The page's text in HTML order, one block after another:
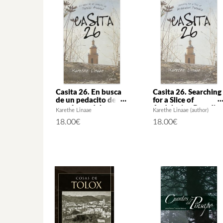
Casita 26. En busca
de un pedacito de
paraíso andaluz
Karethe Linaae
18.00€
Casita 26. Searching
for a Slice of
Andalusian Paradise
Karethe Linaae (author)
18.00€